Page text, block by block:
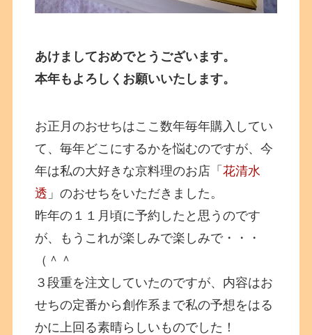
あけましておめでとうございます。
本年もよろしくお願いいたします。
お正月のおせちはここ数年毎年購入してい
て、毎年どこにするかを悩むのですが、今
年は私の大好きな京料理のお店「花清水
透 」のおせちをいただきました。
昨年の１１月頃に予約したと思うのです
が、もうこれが楽しみで楽しみで・・・
（＾＾
３段重を注文していたのですが、内容はお
せちの定番から創作系まで私の予想をはる
かに上回る素晴らしいものでした！